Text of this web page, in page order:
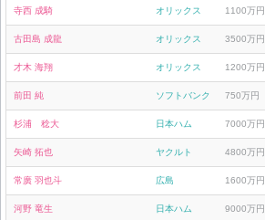
寺西 成騎 オリックス 1100万円
古田島 成龍 オリックス 3500万円
才木 海翔 オリックス 1200万円
前田 純 ソフトバンク 750万円
杉浦 稔大 日本ハム 7000万円
矢崎 拓也 ヤクルト 4800万円
常廣 羽也斗 広島 1600万円
河野 竜生 日本ハム 9000万円